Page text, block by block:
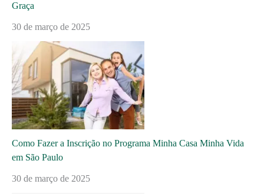
Graça
30 de março de 2025
Como Fazer a Inscrição no Programa Minha Casa Minha Vida
em São Paulo
30 de março de 2025